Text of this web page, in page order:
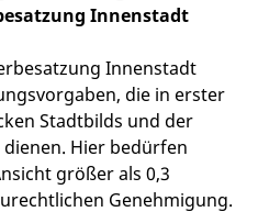
Innenstadt
Innenstadt
die in erster
Stadtbilds und der
Hier bedürfen
größer als 0,3
Genehmigung.